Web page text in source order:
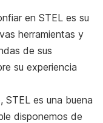
en STEL es su
herramientas y
de sus
su experiencia
es una buena
disponemos de